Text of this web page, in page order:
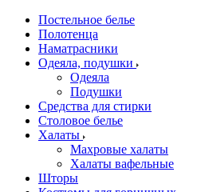
Постельное белье
Полотенца
Наматрасники
Одеяла, подушки
Одеяла
Подушки
Средства для стирки
Столовое белье
Халаты
Махровые халаты
Халаты вафельные
Шторы